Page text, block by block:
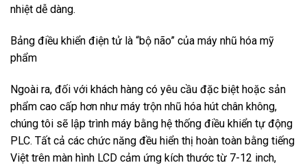
nhiệt dễ dàng.
Bảng điều khiển điện tử là “bộ não” của máy nhũ hóa mỹ
phẩm
Ngoài ra, đối với khách hàng có yêu cầu đặc biệt hoặc sản
phẩm cao cấp hơn như máy trộn nhũ hóa hút chân không,
chúng tôi sẽ lập trình máy bằng hệ thống điều khiển tự động
PLC. Tất cả các chức năng đều hiển thị hoàn toàn bằng tiếng
Việt trên màn hình LCD cảm ứng kích thước từ 7-12 inch,